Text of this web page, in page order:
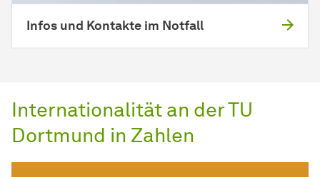
Infos und Kontakte im Notfall
Internationalität an der TU
Dortmund in Zahlen